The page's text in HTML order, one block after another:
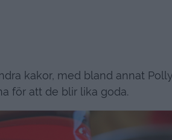
kakor, med bland annat Polly
för att de blir lika goda.